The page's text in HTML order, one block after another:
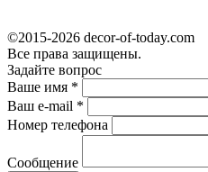
©2015-2026 decor-of-today.com
Все права защищены.
Задайте вопрос
Ваше имя *
Ваш e-mail *
Номер телефона
Сообщение